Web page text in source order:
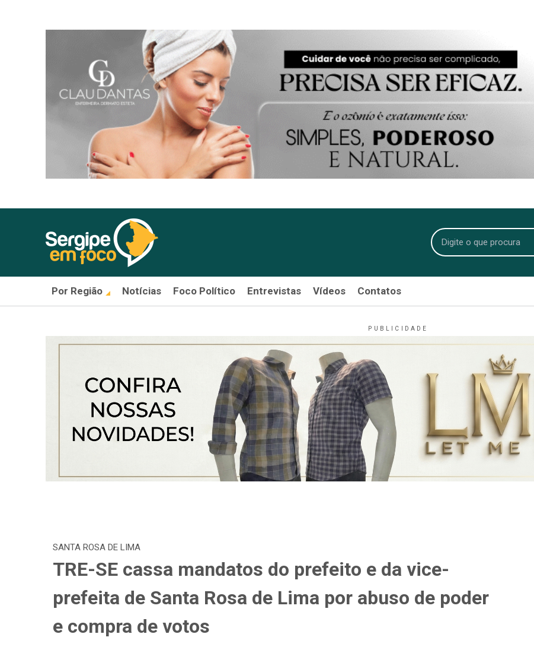
Por Região Notícias Foco Político Entrevistas Vídeos Contatos
SANTA ROSA DE LIMA
TRE-SE cassa mandatos do prefeito e da vice-
prefeita de Santa Rosa de Lima por abuso de poder
e compra de votos